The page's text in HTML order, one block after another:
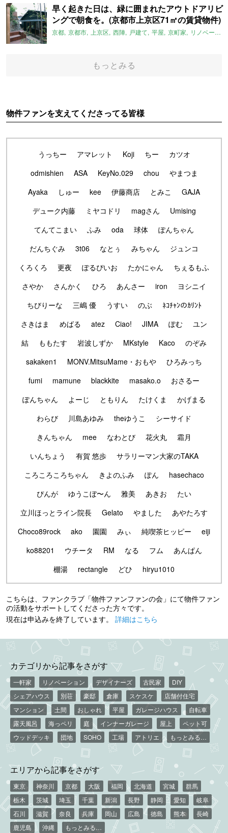
早く起きた日は、緑に囲まれたアウトドアリビ
ングで朝食を。(京都市上京区71㎡の賃貸物件)
京都 京都市 上京区 西陣 戸建て 平屋 京町家 リノベーション
もっとみる
物件ファンを支えてくださってる皆様
うっちー アマレット Koji ちー
カツオ
odmishien
ASA KeyNo.029 chou
やまつま
Ayaka
しゅー kee 伊藤商店 とみこ
GAJA
デューク内藤
ミヤコドリ magさん
Umising
てんてこまい
ふみ oda 球体
ぽんちゃん
だんちぐみ
3t06 なとぅ みちゃん
ジュンコ
くろくろ
更夜 ぽるぴいお たかにゃん
ちぇるもふ
さやか
さんかく ひろ あんさー iron
ヨシニイ
ちびりーな
三嶋 優 うすい のぶ
ﾈｺﾁｬﾝのｶﾘﾝﾄ
さきはま
めばる atez Ciao! JIMA ぽむ
ユン
結
ももたす 岩波しずか MKstyle Kaco
のぞみ
sakaken1
MONV.MitsuMame・おもや
ひろみっち
fumi
mamune blackkite masako.o
おさるー
ぽんちゃん
よーじ ともりん たけくま
かげまる
わらび
川島あゆみ theゆうこ
シーサイド
きんちゃん
mee なわとび 花火丸
霜月
いんちょう
有賀 悠歩
サラリーマン大家のTAKA
ころころころちゃん
きよのふみ ぽん
hasechaco
ぴんが
ゆうこぼ〜ん 雅美 あきお
たい
立川ほっとライン院長
Gelato やました
あやたろす
Choco89rock
ako 園園 みぃ 純喫茶ヒッピー
eiji
ko88201
ウチータ RM なる フム
あんぱん
棚湯
rectangle どひ hiryu1010
こちらは、ファンクラブ「物件ファンファンの会」にて物件ファン
の活動をサポートしてくださった方々です。
現在は申込みを終了しています。 詳細はこちら
カテゴリから記事をさがす
一軒家 リノベーション デザイナーズ 古民家
DIY
シェアハウス
別荘 豪邸 倉庫 スケスケ
店舗付住宅
マンション
土間 おしゃれ 平屋 ガレージハウス
自転車
露天風呂
海っペリ 庭 インナーガレージ 屋上
ペット可
ウッドデッキ
団地 SOHO 工場 アトリエ もっとみる…
エリアから記事をさがす
東京 神奈川 京都 大阪 福岡 北海道 宮城
群馬
栃木
茨城 埼玉 千葉 新潟 長野 静岡 愛知
岐阜
石川
滋賀 奈良 兵庫 岡山 広島 徳島 熊本
長崎
鹿児島
沖縄 もっとみる…